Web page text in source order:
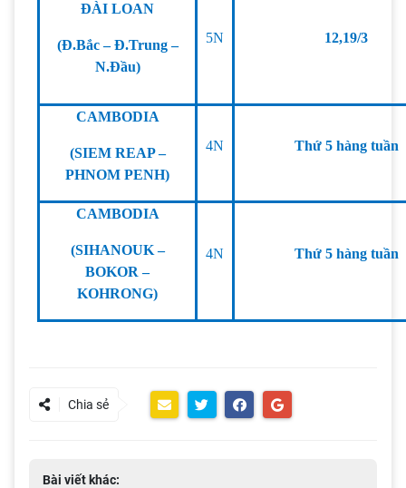
ĐÀI LOAN
(Đ.Bắc – Đ.Trung –
N.Đầu)
5N 12,19/3
CAMBODIA
(SIEM REAP –
PHNOM PENH)
4N Thứ 5 hàng tuần
CAMBODIA
(SIHANOUK –
BOKOR –
KOHRONG)
4N Thứ 5 hàng tuần
Chia sẻ
Bài viết khác: